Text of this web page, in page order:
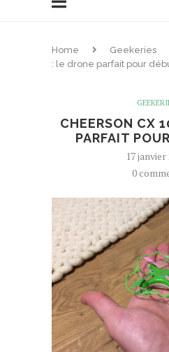
Home Geekeries
: le drone parfait pour
CHEERSON CX
PARFAIT
17 janvier
0